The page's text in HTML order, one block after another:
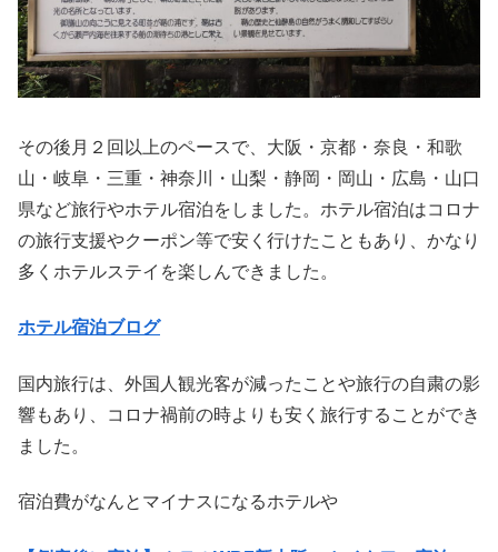
その後月２回以上のペースで、大阪・京都・奈良・和歌
山・岐阜・三重・神奈川・山梨・静岡・岡山・広島・山口
県など旅行やホテル宿泊をしました。ホテル宿泊はコロナ
の旅行支援やクーポン等で安く行けたこともあり、かなり
多くホテルステイを楽しんできました。
ホテル宿泊ブログ
国内旅行は、外国人観光客が減ったことや旅行の自粛の影
響もあり、コロナ禍前の時よりも安く旅行することができ
ました。
宿泊費がなんとマイナスになるホテルや